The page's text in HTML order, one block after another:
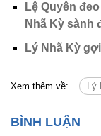
Lệ Quyên
Nhã Kỳ sành
Lý Nhã Kỳ
Xem thêm về: Lý